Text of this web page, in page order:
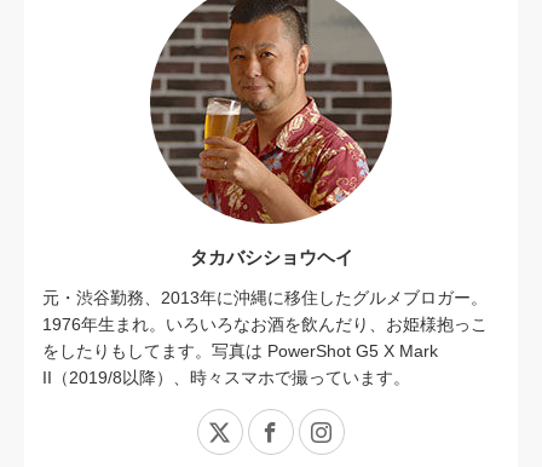
タカバシショウヘイ
元・渋谷勤務、2013年に沖縄に移住したグルメブロガー。
1976年生まれ。いろいろなお酒を飲んだり、お姫様抱っこ
をしたりもしてます。写真は PowerShot G5 X Mark
II（2019/8以降）、時々スマホで撮っています。
X FacebookInstagram